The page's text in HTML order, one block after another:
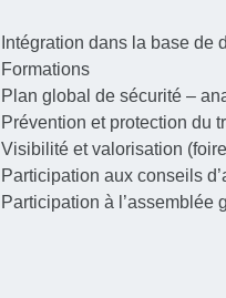
Intégration dans la base de
Formations
Plan global de sécurité –
Prévention et protection du
Visibilité et valorisation
Participation aux conseils
Participation à l’assemblée